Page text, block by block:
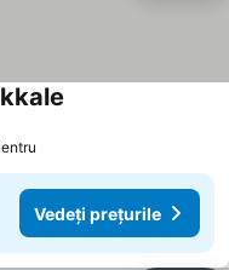
Vedeți prețurile